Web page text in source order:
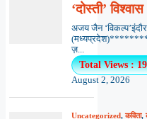
‘दोस्ती’ विश्वास
अजय जैन ‘विकल्प’इंदौर
ज़...
Total Views : 19
August 2, 2026
Uncategorized,कविता,